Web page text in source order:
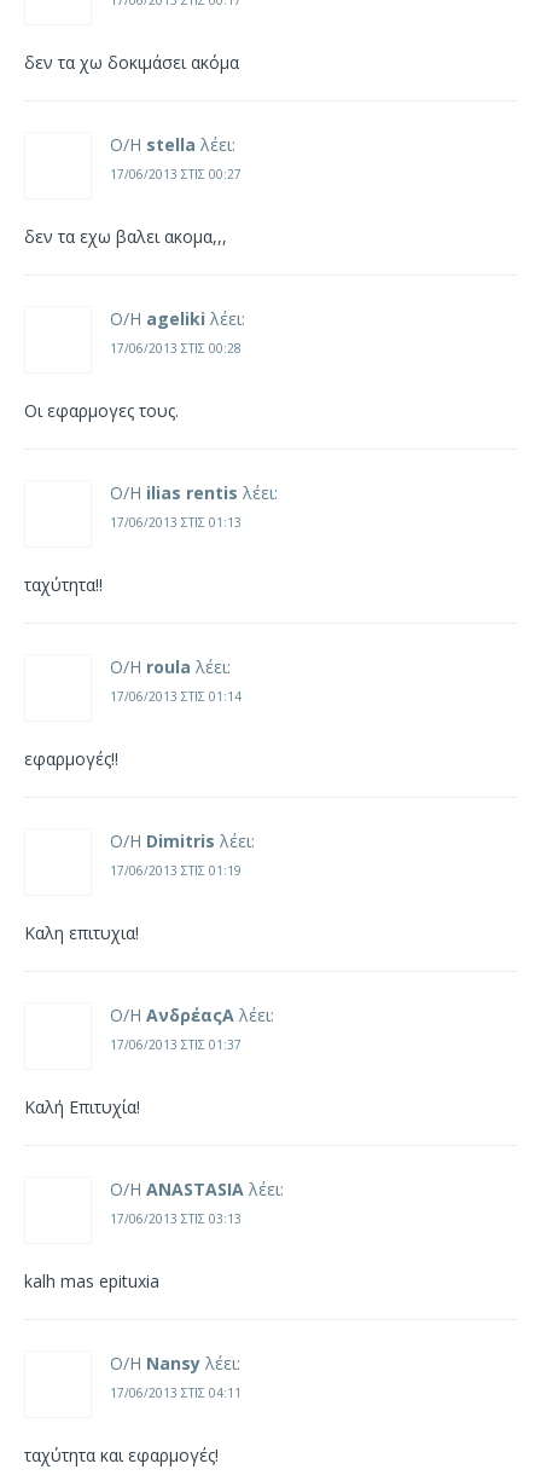
δεν τα χω δοκιμάσει ακόμα
Ο/Η stella λέει:
17/06/2013 ΣΤΙΣ 00:27
δεν τα εχω βαλει ακομα,,,
Ο/Η ageliki λέει:
17/06/2013 ΣΤΙΣ 00:28
Οι εφαρμογες τους.
Ο/Η ilias rentis λέει:
17/06/2013 ΣΤΙΣ 01:13
ταχύτητα!!
Ο/Η roula λέει:
17/06/2013 ΣΤΙΣ 01:14
εφαρμογές!!
Ο/Η Dimitris λέει:
17/06/2013 ΣΤΙΣ 01:19
Καλη επιτυχια!
Ο/Η ΑνδρέαςΑ λέει:
17/06/2013 ΣΤΙΣ 01:37
Καλή Επιτυχία!
Ο/Η ANASTASIA λέει:
17/06/2013 ΣΤΙΣ 03:13
kalh mas epituxia
Ο/Η Nansy λέει:
17/06/2013 ΣΤΙΣ 04:11
ταχύτητα και εφαρμογές!